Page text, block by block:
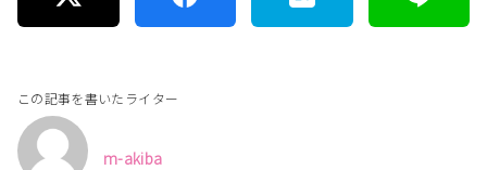
この記事を書いたライター
m-akiba